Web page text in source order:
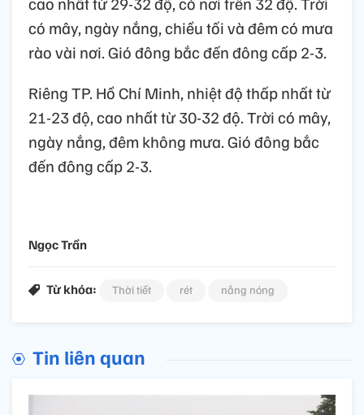
có mây, ngày nắng, chiều tối và đêm có mưa
rào vài nơi. Gió đông bắc đến đông cấp 2-3.
Riêng TP. Hồ Chí Minh, nhiệt độ thấp nhất từ
21-23 độ, cao nhất từ 30-32 độ. Trời có mây,
ngày nắng, đêm không mưa. Gió đông bắc
đến đông cấp 2-3.
Ngọc Trần
Từ khóa: Thời tiết rét nắng nóng
Tin liên quan